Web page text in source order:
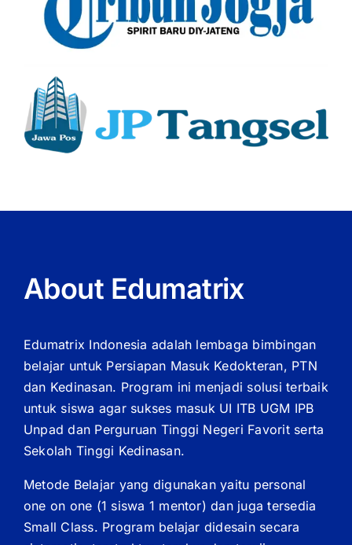
About Edumatrix
Edumatrix Indonesia adalah lembaga bimbingan
belajar untuk Persiapan Masuk Kedokteran, PTN
dan Kedinasan. Program ini menjadi solusi terbaik
untuk siswa agar sukses masuk UI ITB UGM IPB
Unpad dan Perguruan Tinggi Negeri Favorit serta
Sekolah Tinggi Kedinasan.
Metode Belajar yang digunakan yaitu personal
one on one (1 siswa 1 mentor) dan juga tersedia
Small Class. Program belajar didesain secara